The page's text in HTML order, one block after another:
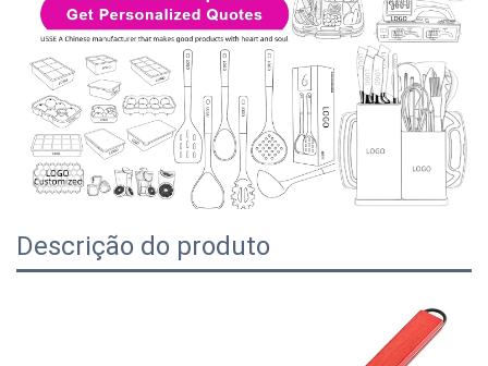
Descrição do produto